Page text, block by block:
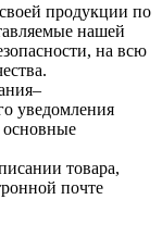
продукции по
нашей
на всю
уведомления
основные
товара,
почте